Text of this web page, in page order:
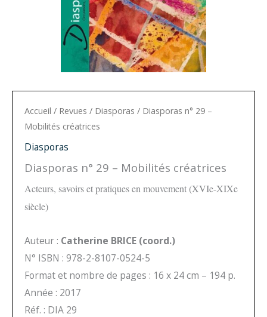
Accueil / Revues / Diasporas / Diasporas n° 29 –
Mobilités créatrices
Diasporas
Diasporas n° 29 – Mobilités créatrices
Acteurs, savoirs et pratiques en mouvement (XVIe-XIXe
siècle)
Auteur : Catherine BRICE (coord.)
N° ISBN : 978-2-8107-0524-5
Format et nombre de pages : 16 x 24 cm – 194 p.
Année : 2017
Réf. : DIA 29